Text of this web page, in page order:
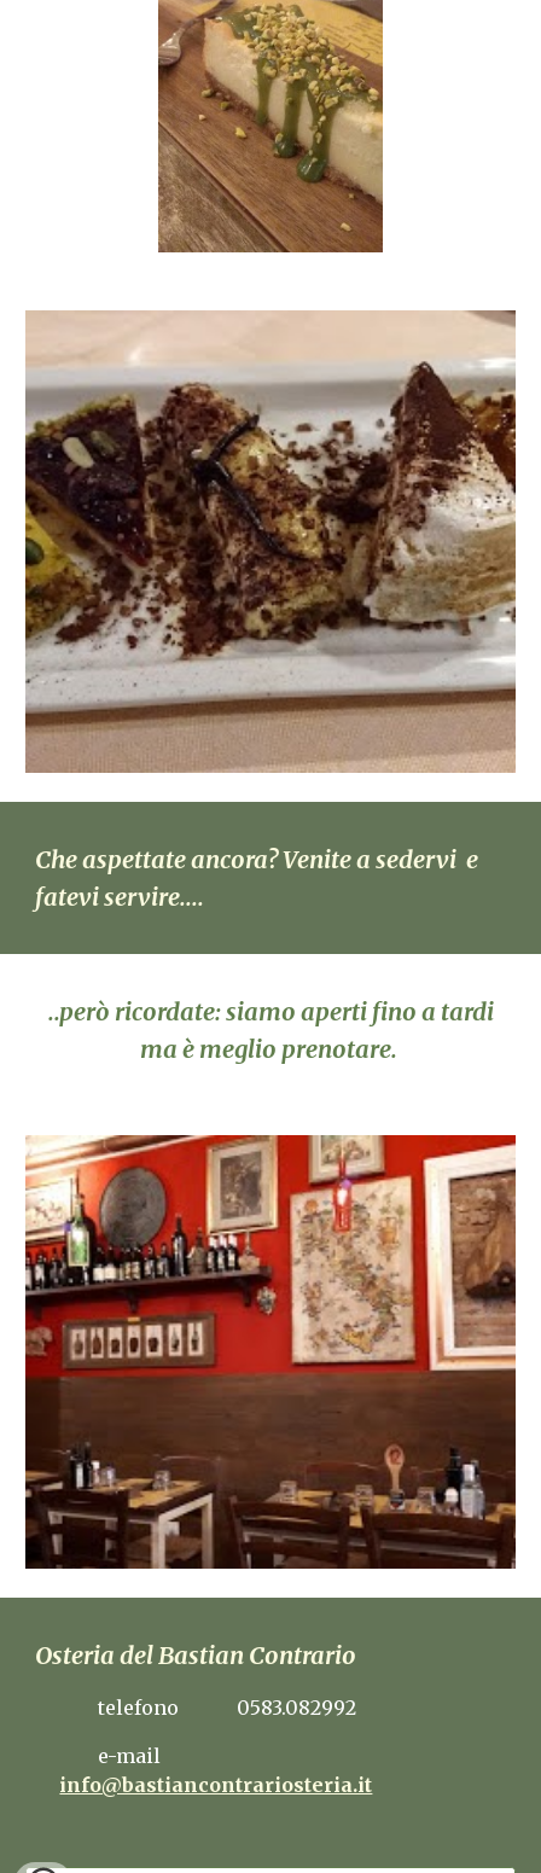
Che aspettate ancora? Venite a sedervi e
fatevi servire....
..però ricordate: siamo aperti fino a tardi
ma è meglio prenotare.
Osteria del Bastian Contrario
telefono 0583.082992
e-mail
info@bastiancontrariosteria.it